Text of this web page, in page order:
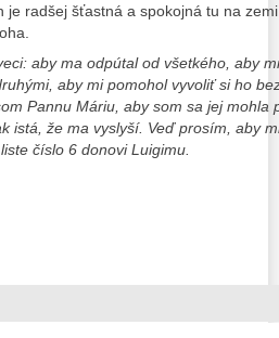
je radšej šťastná a spokojná tu na
aby ma odpútal od všetkého, aby
aby mi pomohol vyvoliť si ho
Pannu Máriu, aby som sa jej mohla
istá, že ma vyslyší. Veď prosím, aby
číslo 6 donovi Luigimu.